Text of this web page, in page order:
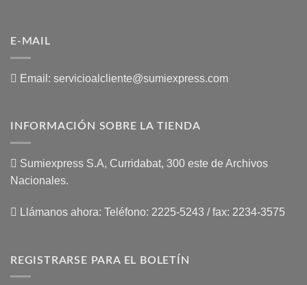
E-MAIL
Email: servicioalcliente@sumiexpress.com
INFORMACIÓN SOBRE LA TIENDA
Sumiexpress S.A, Curridabat, 300 este de Archivos
Nacionales.
Llámanos ahora: Teléfono: 2225-5243 / fax: 2234-3575
REGISTRARSE PARA EL BOLETÍN